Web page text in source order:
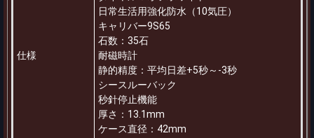
仕様
日常生活用強化防水（10気圧）
キャリバー9S65
石数：35石
耐磁時計
静的精度：平均日差+5秒～-3秒
シースルーバック
秒針停止機能
厚さ：13.1mm
ケース直径：42mm